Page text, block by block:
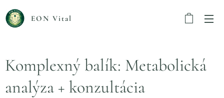
EON Vital
Komplexný balík: Metabolická
analýza + konzultácia